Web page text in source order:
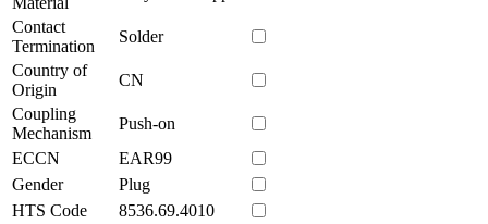
Contact
Termination
Solder
Country of
Origin
CN
Coupling
Mechanism
Push-on
ECCN
EAR99
Gender
Plug
HTS Code
8536.69.4010